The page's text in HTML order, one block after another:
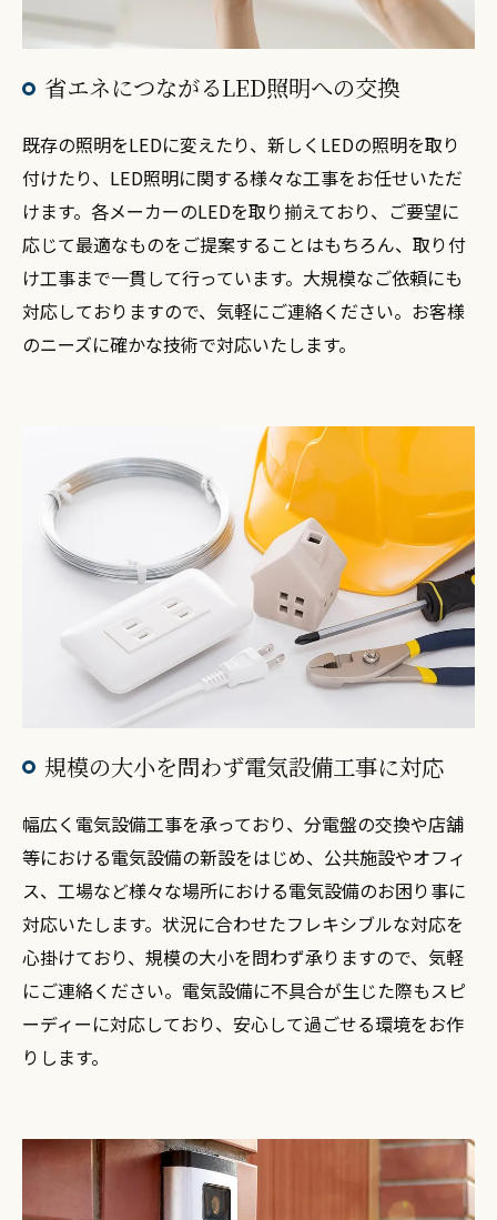
省エネにつながるLED照明への交換
既存の照明をLEDに変えたり、新しくLEDの照明を取り
付けたり、LED照明に関する様々な工事をお任せいただ
けます。各メーカーのLEDを取り揃えており、ご要望に
応じて最適なものをご提案することはもちろん、取り付
け工事まで一貫して行っています。大規模なご依頼にも
対応しておりますので、気軽にご連絡ください。お客様
のニーズに確かな技術で対応いたします。
規模の大小を問わず電気設備工事に対応
幅広く電気設備工事を承っており、分電盤の交換や店舗
等における電気設備の新設をはじめ、公共施設やオフィ
ス、工場など様々な場所における電気設備のお困り事に
対応いたします。状況に合わせたフレキシブルな対応を
心掛けており、規模の大小を問わず承りますので、気軽
にご連絡ください。電気設備に不具合が生じた際もスピ
ーディーに対応しており、安心して過ごせる環境をお作
りします。